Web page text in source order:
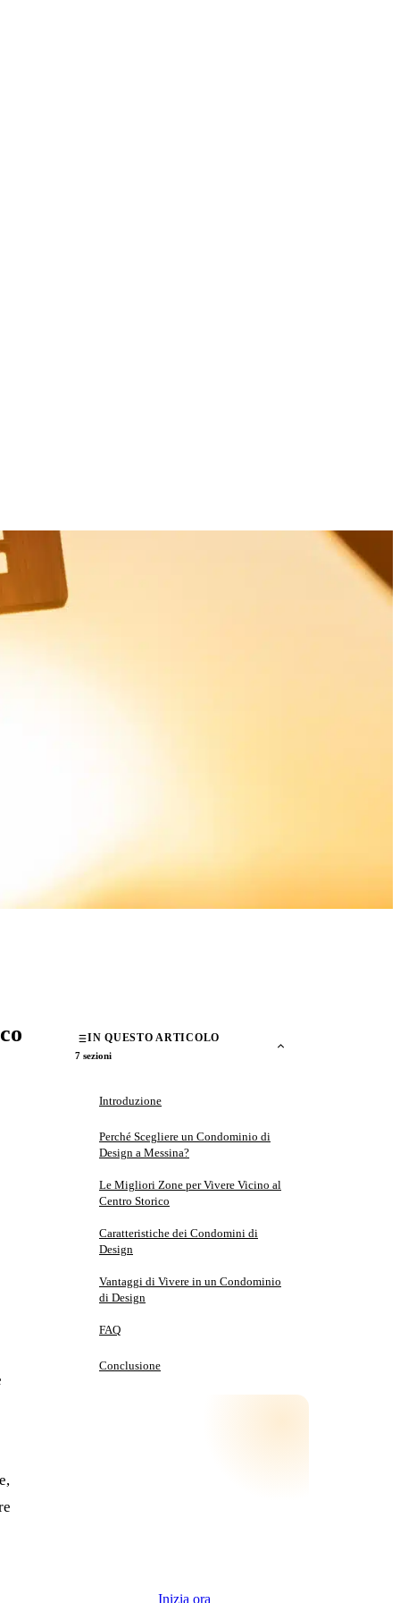
IN QUESTO ARTICOLO
7 sezioni
Introduzione
Perché Scegliere un Condominio di
Design a Messina?
Le Migliori Zone per Vivere Vicino al
Centro Storico
Caratteristiche dei Condomini di
Design
Vantaggi di Vivere in un Condominio
di Design
FAQ
Conclusione
Inizia ora